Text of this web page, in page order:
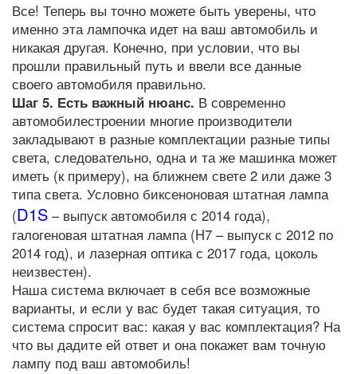
Все! Теперь вы точно можете быть уверены, что
именно эта лампочка идет на ваш автомобиль и
никакая другая. Конечно, при условии, что вы
прошли правильный путь и ввели все данные
своего автомобиля правильно.
Шаг 5. Есть важный нюанс. В современно
автомобилестроении многие производители
закладывают в разные комплектации разные типы
света, следовательно, одна и та же машинка может
иметь (к примеру), на ближнем свете 2 или даже 3
типа света. Условно биксеноновая штатная лампа
(D1S – выпуск автомобиля с 2014 года),
галогеновая штатная лампа (H7 – выпуск с 2012 по
2014 год), и лазерная оптика с 2017 года, цоколь
неизвестен).
Наша система включает в себя все возможные
варианты, и если у вас будет такая ситуация, то
система спросит вас: какая у вас комплектация? На
что вы дадите ей ответ и она покажет вам точную
лампу под ваш автомобиль!